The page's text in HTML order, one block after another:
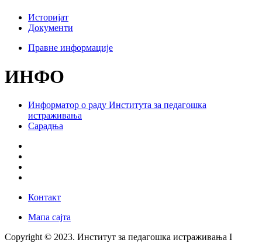
Историјат
Документи
Правне информације
ИНФО
Информатор о раду Института за педагошка
истраживања
Сарадња
Контакт
Мапа сајта
Copyright © 2023. Институт за педагошка истраживања I